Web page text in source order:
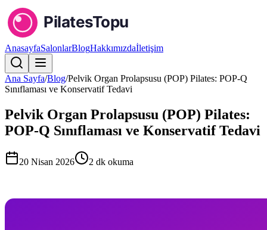
AnasayfaSalonlarBlogHakkımızdaİletişim
Ana Sayfa/Blog/Pelvik Organ Prolapsusu (POP) Pilates: POP-Q
Sınıflaması ve Konservatif Tedavi
Pelvik Organ Prolapsusu (POP) Pilates:
POP-Q Sınıflaması ve Konservatif Tedavi
20 Nisan 2026 2 dk okuma